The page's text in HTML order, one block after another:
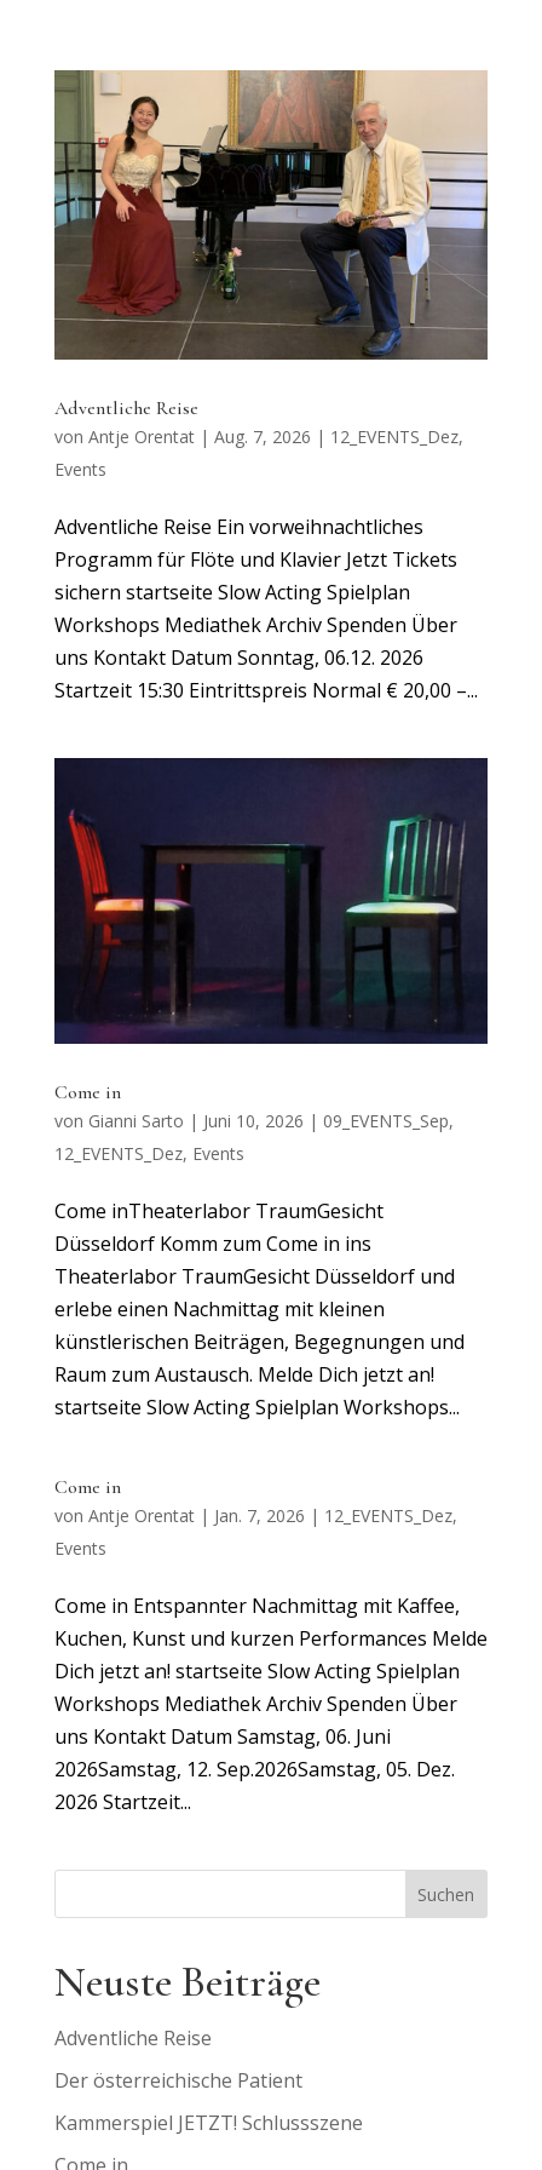
Adventliche Reise
von Antje Orentat| Aug. 7, 2026 | 12_EVENTS_Dez,
Events
Adventliche Reise Ein vorweihnachtliches
Programm für Flöte und Klavier Jetzt Tickets
sichern startseite Slow Acting Spielplan
Workshops Mediathek Archiv Spenden Über
uns Kontakt Datum Sonntag, 06.12. 2026
Startzeit 15:30 Eintrittspreis Normal € 20,00 –...
Come in
von Gianni Sarto | Juni 10, 2026 | 09_EVENTS_Sep,
12_EVENTS_Dez, Events
Come inTheaterlabor TraumGesicht
Düsseldorf Komm zum Come in ins
Theaterlabor TraumGesicht Düsseldorf und
erlebe einen Nachmittag mit kleinen
künstlerischen Beiträgen, Begegnungen und
Raum zum Austausch. Melde Dich jetzt an!
startseite Slow Acting Spielplan Workshops...
Come in
von Antje Orentat| Jan. 7, 2026 | 12_EVENTS_Dez,
Events
Come in Entspannter Nachmittag mit Kaffee,
Kuchen, Kunst und kurzen Performances Melde
Dich jetzt an! startseite Slow Acting Spielplan
Workshops Mediathek Archiv Spenden Über
uns Kontakt Datum Samstag, 06. Juni
2026Samstag, 12. Sep.2026Samstag, 05. Dez.
2026 Startzeit...
Suchen
Neuste Beiträge
Adventliche Reise
Der österreichische Patient
Kammerspiel JETZT! Schlussszene